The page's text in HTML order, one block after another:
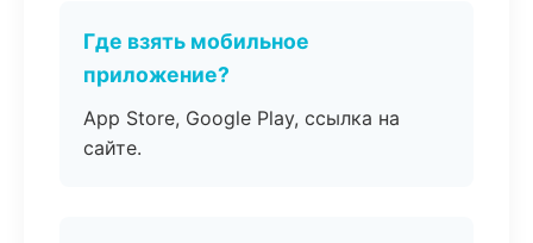
Где взять мобильное
приложение?
App Store, Google Play, ссылка на
сайте.